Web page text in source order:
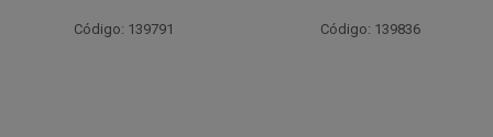
Código: 139791 Código: 139836